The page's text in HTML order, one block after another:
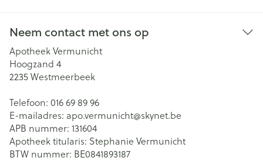
Neem contact met ons op
Apotheek Vermunicht
Hoogzand 4
2235Westmeerbeek
Telefoon: 016 69 89 96
E-mailadres: apo.vermunicht@skynet.be
APB nummer: 131604
Apotheek titularis: Stephanie Vermunicht
BTW nummer: BE0841893187